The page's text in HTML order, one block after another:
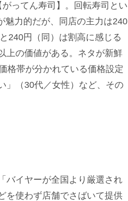
ってん寿司】。回転寿司とい
魅力的だが、同店の主力は240
240円（同）は割高に感じる
上の価値がある。ネタが新鮮
格帯が分かれている価格設定
」（30代／女性）など、その
バイヤーが全国より厳選され
を使わず店舗でさばいて提供